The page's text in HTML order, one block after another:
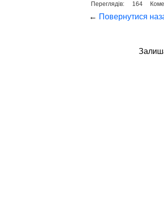
Переглядів: 164
← Повернутися